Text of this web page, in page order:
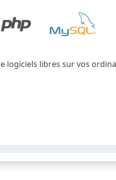
logiciels libres sur vos